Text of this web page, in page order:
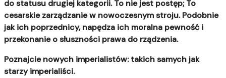
do statusu drugiej kategorii.To nie jest postęp; To
cesarskie zarządzanie w nowoczesnym stroju. Podobnie
jak ich poprzednicy, napędza ich moralna pewność i
przekonanie o słuszności prawa do rządzenia.
Poznajcie nowych imperialistów: takich samych jak
starzy imperialiści.